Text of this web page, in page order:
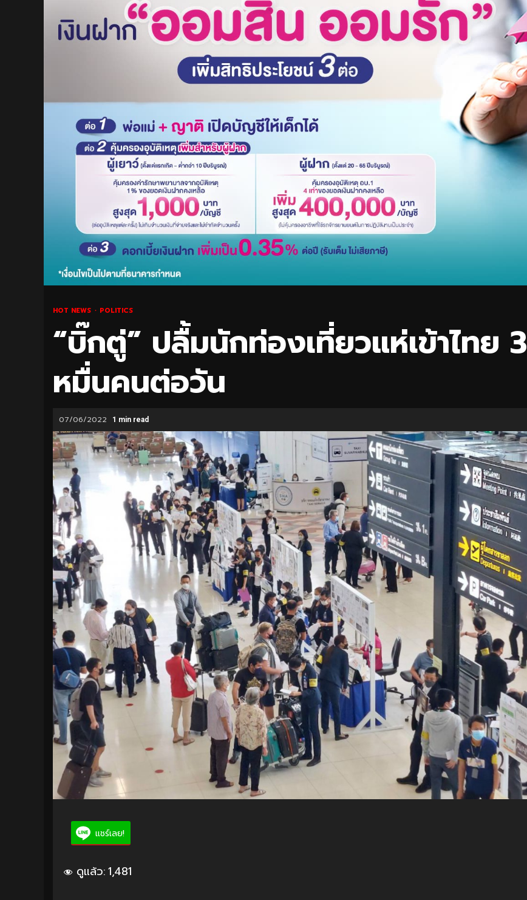
HOT NEWS POLITICS
“บิ๊กตู่” ปลื้มนักท่องเที่ยวแห่เข้าไทย 3
หมื่นคนต่อวัน
07/06/2022 1 min read
แชร์เลย!
ดูแล้ว:1,481